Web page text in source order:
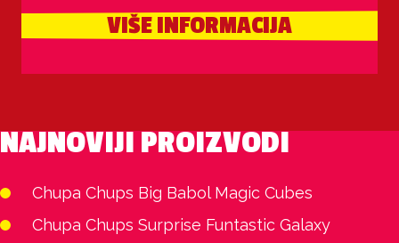
VIŠE INFORMACIJA
NAJNOVIJI PROIZVODI
Chupa Chups Big Babol Magic Cubes
Chupa Chups Surprise Funtastic Galaxy